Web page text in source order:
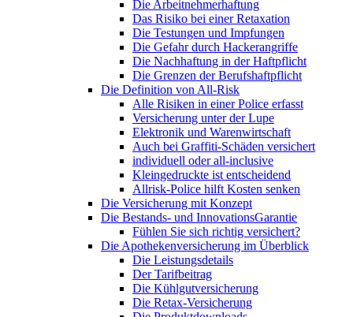
Die Arbeitnehmerhaftung
Das Risiko bei einer Retaxation
Die Testungen und Impfungen
Die Gefahr durch Hackerangriffe
Die Nachhaftung in der Haftpflicht
Die Grenzen der Berufshaftpflicht
Die Definition von All-Risk
Alle Risiken in einer Police erfasst
Versicherung unter der Lupe
Elektronik und Warenwirtschaft
Auch bei Graffiti-Schäden versichert
individuell oder all-inclusive
Kleingedruckte ist entscheidend
Allrisk-Police hilft Kosten senken
Die Versicherung mit Konzept
Die Bestands- und InnovationsGarantie
Fühlen Sie sich richtig versichert?
Die Apothekenversicherung im Überblick
Die Leistungsdetails
Der Tarifbeitrag
Die Kühlgutversicherung
Die Retax-Versicherung